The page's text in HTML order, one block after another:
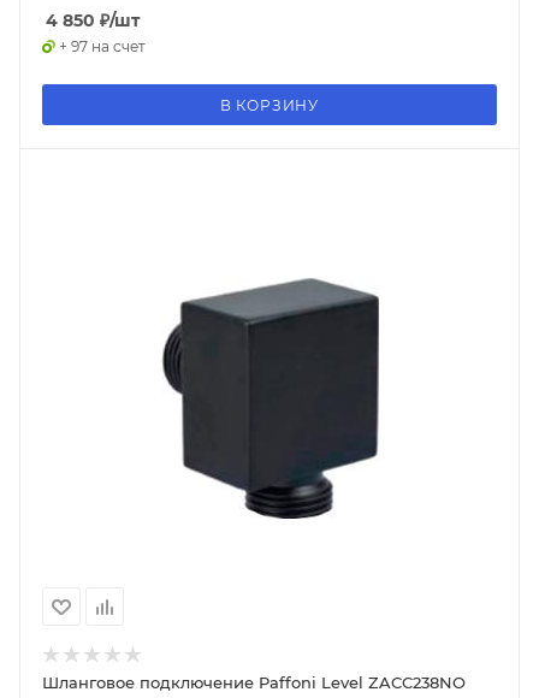
4 850 ₽/шт
+ 97 на счет
В КОРЗИНУ
Шланговое подключение Paffoni Level ZACC238NO